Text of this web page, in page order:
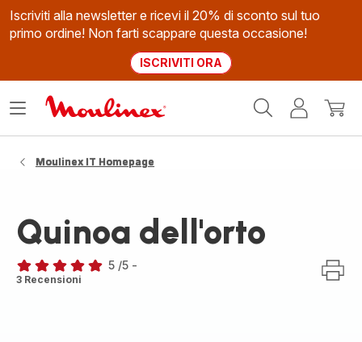
Iscriviti alla newsletter e ricevi il 20% di sconto sul tuo
primo ordine! Non farti scappare questa occasione!
ISCRIVITI ORA
Il
Apri
Moulinex IT Homepage
Quinoa dell'orto
Recensione
5 /5 -
3 Recensioni